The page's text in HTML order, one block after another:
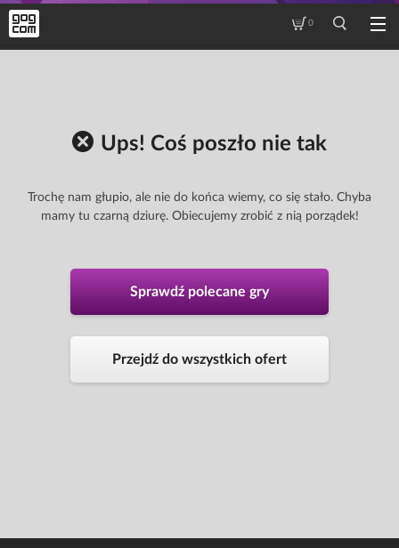
0
Ups! Coś poszło nie tak
Trochę nam głupio, ale nie do końca wiemy, co się stało. Chyba
mamy tu czarną dziurę. Obiecujemy zrobić z nią porządek!
Sprawdź polecane gry
Przejdź do wszystkich ofert